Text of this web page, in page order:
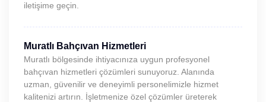
iletişime geçin.
Muratlı Bahçıvan Hizmetleri
Muratlı bölgesinde ihtiyacınıza uygun profesyonel
bahçıvan hizmetleri çözümleri sunuyoruz. Alanında
uzman, güvenilir ve deneyimli personelimizle hizmet
kalitenizi artırın. İşletmenize özel çözümler üreterek